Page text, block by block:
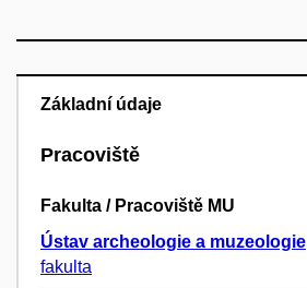
Základní údaje
Pracoviště
Fakulta / Pracoviště MU
Ústav archeologie a muzeologie
fakulta